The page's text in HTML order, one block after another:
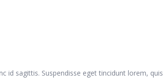
id sagittis. Suspendisse eget tincidunt lorem, quis